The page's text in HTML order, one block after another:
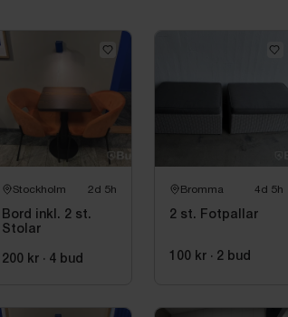
Runda bordsskivor
Metallstativ/pelarben
Ljus laminat-/träfinish
Stabil konstruktion
Normalt bruksslitage förekommer såsom
användningsspår.
Stockholm 2d 5h
Bord inkl. 2 st.
Stolar
200 kr · 4 bud
Bromma 4d 5h
2 st. Fotpallar
100 kr · 2 bud